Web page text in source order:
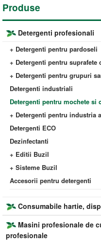
Produse
Detergenti profesionali
+ Detergenti pentru pardoseli
+ Detergenti pentru suprafete
+ Detergenti pentru grupuri
Detergenti industriali
Detergenti pentru mochete si
+ Detergenti pentru industria
Detergenti ECO
Dezinfectanti
+ Editii Buzil
+ Sisteme Buzil
Accesorii pentru detergenti
Consumabile hartie,
Masini profesionale de
profesionale